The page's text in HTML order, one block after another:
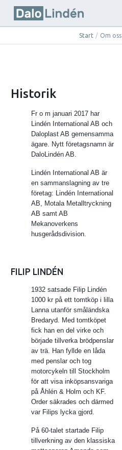
Start / Om oss
Historik
Fr o m januari 2017 har
Lindén International AB och
Daloplast AB gemensamma
ägare. Nytt företagsnamn är
DaloLindén AB.
Lindén International AB är
en sammanslagning av tre
företag: Lindén International
AB, Motala Metalltryckning
AB samt AB
Mekanoverkens
husgerådsdivision.
FILIP LINDÉN
1932 satsade Filip Lindén
1000 kr på ett tomtköp i lilla
Lanna utanför småländska
Bredaryd. Med tomtköpet
fick han en del virke och
började tillverka brödpenslar
av trä. Han fyllde en låda
med penslar och tog
motorcykeln till Stockholm
för att visa inköpsansvariga
på Åhlén & Holm och KF.
Order säkrades och därmed
var Filips lycka gjord.
På 60-talet startade Filip
tillverkning av den klassiska